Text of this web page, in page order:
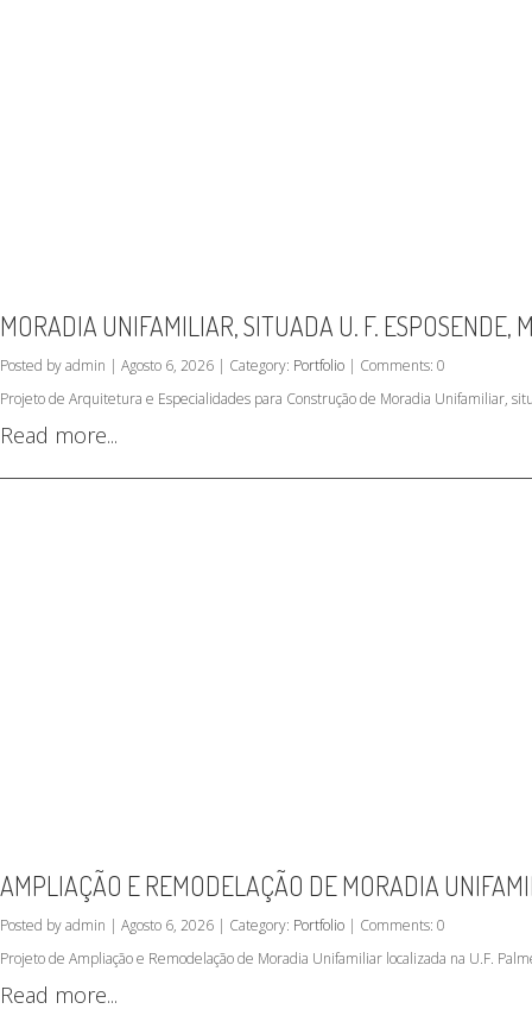
MORADIA UNIFAMILIAR, SITUADA U. F. ESPOSENDE,
Posted by admin | Agosto 6, 2026 | Category: Portfolio | Comments: 0
Projeto de Arquitetura e Especialidades para Construção de Moradia Unifamiliar,
Read more...
AMPLIAÇÃO E REMODELAÇÃO DE MORADIA
Posted by admin | Agosto 6, 2026 | Category: Portfolio | Comments: 0
Projeto de Ampliação e Remodelação de Moradia Unifamiliar localizada na U.F.
Read more...